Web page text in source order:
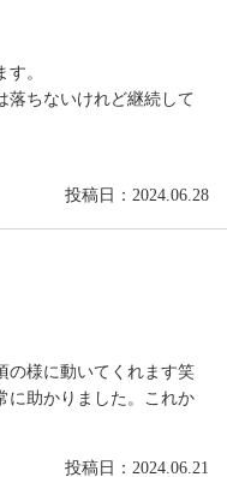
。
落ちないけれど継続して
投稿日：2024.06.28
の様に動いてくれます笑
に助かりました。これか
投稿日：2024.06.21